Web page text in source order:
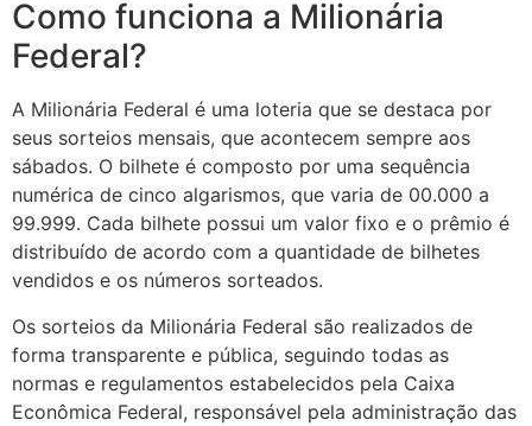
Como funciona a Milionária
Federal?
A Milionária Federal é uma loteria que se destaca por
seus sorteios mensais, que acontecem sempre aos
sábados. O bilhete é composto por uma sequência
numérica de cinco algarismos, que varia de 00.000 a
99.999. Cada bilhete possui um valor fixo e o prêmio é
distribuído de acordo com a quantidade de bilhetes
vendidos e os números sorteados.
Os sorteios da Milionária Federal são realizados de
forma transparente e pública, seguindo todas as
normas e regulamentos estabelecidos pela Caixa
Econômica Federal, responsável pela administração das